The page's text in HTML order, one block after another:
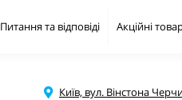
Питання та відповіді Акційні
Київ, вул. Вінстона